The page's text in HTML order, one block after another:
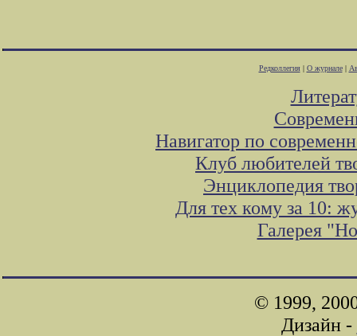
Редколлегия| О журнале|
Навигатор по
Клуб любителей
Энциклопедия
Для тех кому за 10:
Галерея
© 1999,
Дизайн -